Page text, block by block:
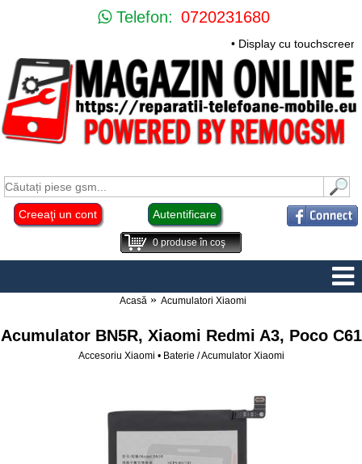
Telefon: 0720231680
• Display cu touchscreen
Creeaţi un cont Autentificare
0produse în coş
Acasă Acumulatori Xiaomi
Acumulator BN5R, Xiaomi Redmi A3, Poco C61
Accesoriu Xiaomi • Baterie / Acumulator Xiaomi